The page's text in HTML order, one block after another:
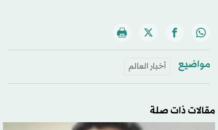
مواضيع أخبار العالم
مقالات ذات صلة